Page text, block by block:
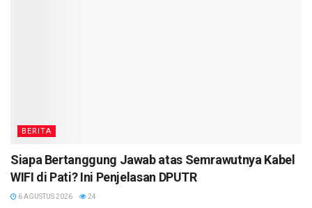
BERITA
Siapa Bertanggung Jawab atas Semrawutnya Kabel
WIFI di Pati? Ini Penjelasan DPUTR
6 AGUSTUS 2026 24